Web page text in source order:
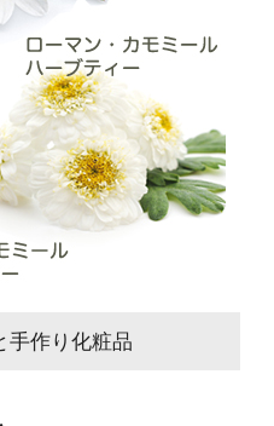
手作り化粧品